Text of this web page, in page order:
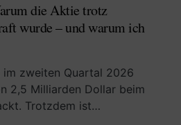
die Aktie trotz
wurde – und warum ich
zweiten Quartal 2026
2,5 Milliarden Dollar beim
Trotzdem ist…